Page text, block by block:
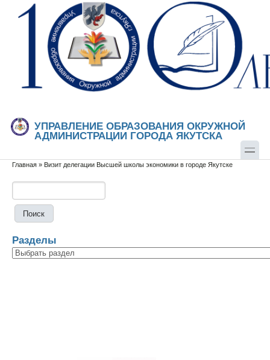
Перейти к основному содержанию
Skip to search
УПРАВЛЕНИЕ ОБРАЗОВАНИЯ ОКРУЖНОЙ
АДМИНИСТРАЦИИ ГОРОДА ЯКУТСКА
Вы здесь
Главная » Визит делегации Высшей школы экономики в городе Якутске
Разделы